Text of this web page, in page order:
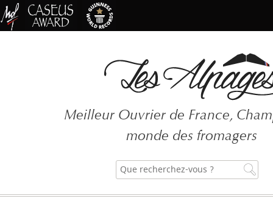
Meilleur Ouvrier de France,
monde des fromagers
Mot de passe